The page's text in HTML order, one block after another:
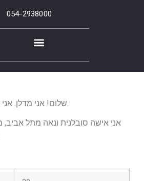
054-2938000
שלום! אני מדלן. אני מדהים, עם הראש פתוח.
אני אישה סובלנית ונאה מתל אביב,